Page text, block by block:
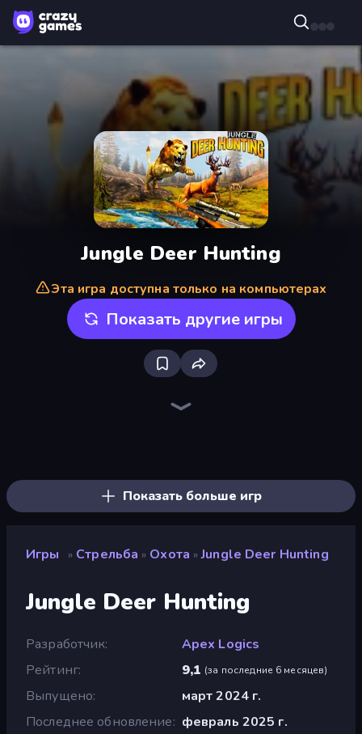
Jungle Deer Hunting
Эта игра доступна только на компьютерах
Показать другие игры
Показать больше игр
Игры » Стрельба » Охота » Jungle Deer Hunting
Jungle Deer Hunting
Разработчик
Apex Logics
Рейтинг
9,1 (за последние 6 месяцев)
Выпущено
март 2024 г.
Последнее обновление
февраль 2025 г.